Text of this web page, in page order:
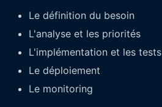
Le définition du besoin
L'analyse et les priorités
L'implémentation et les tests
Le déploiement
Le monitoring